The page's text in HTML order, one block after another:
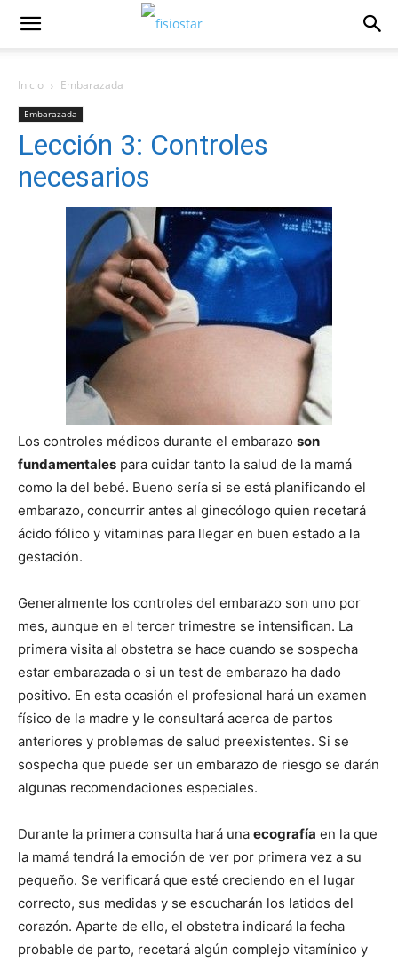
Inicio Embarazada
Embarazada
Lección 3: Controles
necesarios
Los controles médicos durante el embarazo son
fundamentales para cuidar tanto la salud de la mamá
como la del bebé. Bueno sería si se está planificando el
embarazo, concurrir antes al ginecólogo quien recetará
ácido fólico y vitaminas para llegar en buen estado a la
gestación.
Generalmente los controles del embarazo son uno por
mes, aunque en el tercer trimestre se intensifican. La
primera visita al obstetra se hace cuando se sospecha
estar embarazada o si un test de embarazo ha dado
positivo. En esta ocasión el profesional hará un examen
físico de la madre y le consultará acerca de partos
anteriores y problemas de salud preexistentes. Si se
sospecha que puede ser un embarazo de riesgo se darán
algunas recomendaciones especiales.
Durante la primera consulta hará una ecografía en la que
la mamá tendrá la emoción de ver por primera vez a su
pequeño. Se verificará que esté creciendo en el lugar
correcto, sus medidas y se escucharán los latidos del
corazón. Aparte de ello, el obstetra indicará la fecha
probable de parto, recetará algún complejo vitamínico y